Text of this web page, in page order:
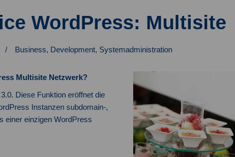
WordPress: Multisite
Business, Development, Systemadministration
Multisite Netzwerk?
Diese Funktion eröffnet die
Instanzen subdomain-,
einer einzigen WordPress